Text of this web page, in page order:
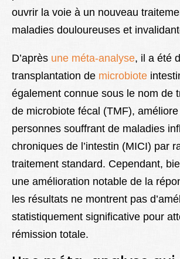
ouvrir la voie à un nouveau
maladies douloureuses et
D’après une méta-analyse, il a été
transplantation de microbiote
également connue sous le nom de
de microbiote fécal (TMF), améliore
personnes souffrant de maladies
chroniques de l’intestin (MICI) par
traitement standard. Cependant,
une amélioration notable de la
les résultats ne montrent pas
statistiquement significative pour
rémission totale.